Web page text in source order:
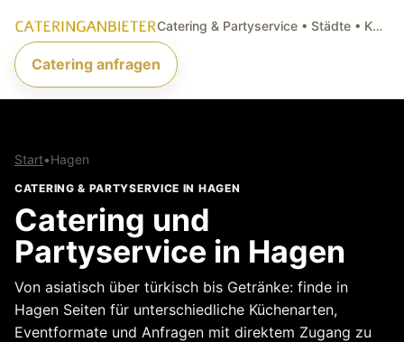
Catering & Partyservice • Städte • Küchenarten • Anfragen
Catering anfragen
Start•Hagen
CATERING & PARTYSERVICE IN HAGEN
Catering und
Partyservice in Hagen
Von asiatisch über türkisch bis Getränke: finde in
Hagen Seiten für unterschiedliche Küchenarten,
Eventformate und Anfragen mit direktem Zugang zu